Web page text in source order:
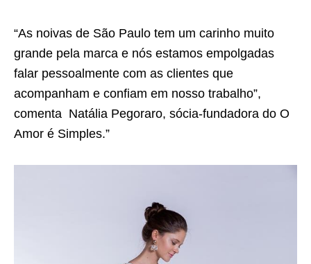
“As noivas de São Paulo tem um carinho muito
grande pela marca e nós estamos empolgadas
falar pessoalmente com as clientes que
acompanham e confiam em nosso trabalho”,
comenta Natália Pegoraro, sócia-fundadora do O
Amor é Simples.”